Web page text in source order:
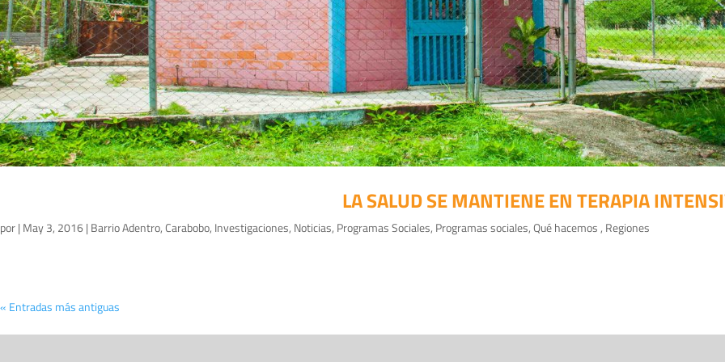
LA SALUD SE MANTIENE EN TERAPIA
por| May 3, 2016| Barrio Adentro,Carabobo, Investigaciones, Noticias, Programas Sociales, Programas sociales,Qué hacemos, Regiones
« Entradas más antiguas